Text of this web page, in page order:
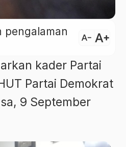
text_decrease text_increase
kader Partai
Partai Demokrat
9 September